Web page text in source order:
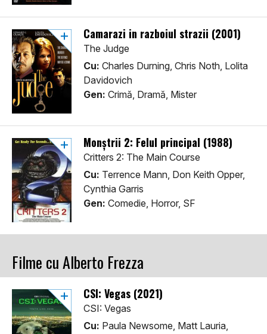
Camarazi in razboiul strazii (2001)
The Judge
Cu: Charles Durning, Chris Noth, Lolita
Davidovich
Gen: Crimă, Dramă, Mister
Monștrii 2: Felul principal (1988)
Critters 2: The Main Course
Cu: Terrence Mann, Don Keith Opper,
Cynthia Garris
Gen: Comedie, Horror, SF
Filme cu Alberto Frezza
CSI: Vegas (2021)
CSI: Vegas
Cu: Paula Newsome, Matt Lauria,